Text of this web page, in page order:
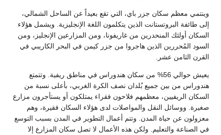
معظم سكان جزر باي، التي تقع بعيداً عن الساحل الشمالي،
البروتستانت الذين يتكلمون اللغة الإنجليزية. ويشمل هؤلاء
المنحدرين من غاريفونا، ومن المزارعين الإنجليز، ومن
الذين هاجروا من جزر كيمن في البحر الكاريبي في
عشر.
يعيش حوالي 56% من سكان هندوراس في مناطق ريفية. وتتمتع
من بين جميع بُلدان نصف الكرة الغربي، بأعلى نسبة من
الريفيين، معظمهم فلاحون فقراء يمتلكون أو يستأجرون مزارع
النقل والمواصلات لدى هؤلاء السكان فقيرة، وهم
عن حياة المدن. وتتم أعمال التطوير في المدن بسبب التوسع
والتعليم. ولكن هذه الأعمال لا تصل سكان المزارع إلا